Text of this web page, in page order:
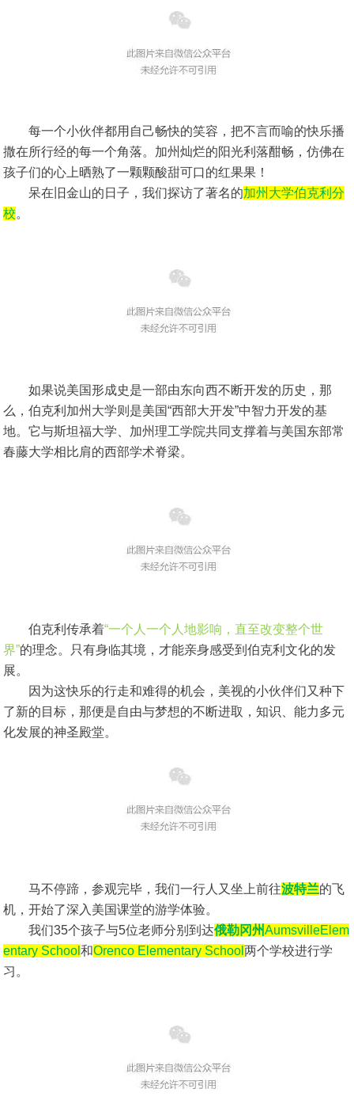
每一个小伙伴都用自己畅快的笑容，把不言而喻的快乐播
撒在所行经的每一个角落。加州灿烂的阳光利落酣畅，仿佛在
孩子们的心上晒熟了一颗颗酸甜可口的红果果！
呆在旧金山的日子，我们探访了著名的加州大学伯克利分
校。
如果说美国形成史是一部由东向西不断开发的历史，那
么，伯克利加州大学则是美国“西部大开发”中智力开发的基
地。它与斯坦福大学、加州理工学院共同支撑着与美国东部常
春藤大学相比肩的西部学术脊梁。
伯克利传承着“一个人一个人地影响，直至改变整个世
界”的理念。只有身临其境，才能亲身感受到伯克利文化的发
展。
因为这快乐的行走和难得的机会，美视的小伙伴们又种下
了新的目标，那便是自由与梦想的不断进取，知识、能力多元
化发展的神圣殿堂。
马不停蹄，参观完毕，我们一行人又坐上前往波特兰的飞
机，开始了深入美国课堂的游学体验。
我们35个孩子与5位老师分别到达俄勒冈州AumsvilleElem
entary School和Orenco Elementary School两个学校进行学
习。